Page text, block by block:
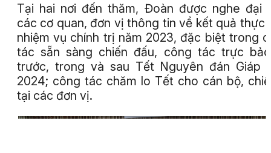
Tại hai nơi đến thăm, Đoàn được nghe đại
các cơ quan, đơn vị thông tin về kết quả thực
nhiệm vụ chính trị năm 2023, đặc biệt trong
tác sẵn sàng chiến đấu, công tác trực
trước, trong và sau Tết Nguyên đán Giáp
2024; công tác chăm lo Tết cho cán bộ,
tại các đơn vị.